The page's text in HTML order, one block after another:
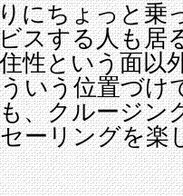
にちょっと乗
スする人も居
性という面以
いう位置づけ
、クルージン
ーリングを楽